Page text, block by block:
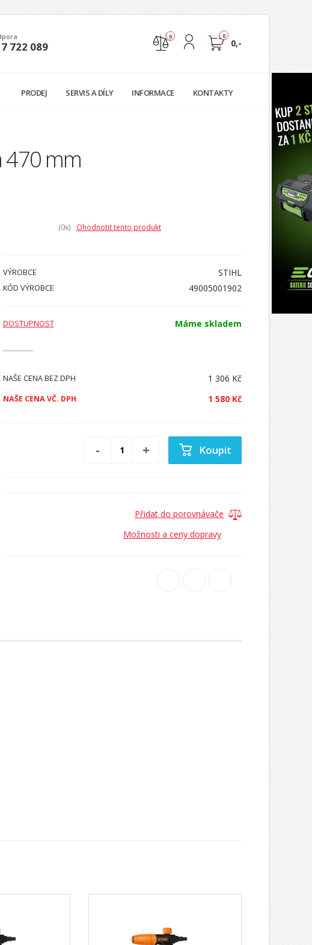
722 089
0
0,-
0
PRODEJ SERVIS A DÍLY INFORMACE KONTAKTY
470 mm
(0x) Ohodnotit tento produkt
VÝROBCE STIHL
KÓD VÝROBCE 49005001902
DOSTUPNOST Máme skladem
NAŠE CENA BEZ DPH 1 306 Kč
NAŠE CENA VČ. DPH 1 580 Kč
Koupit
Přidat do porovnávače
Možnosti a ceny dopravy